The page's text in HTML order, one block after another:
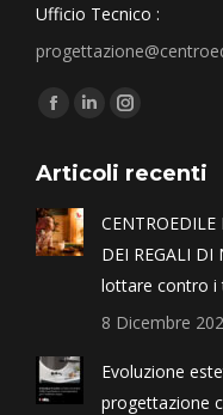
Ufficio Tecnico :
Find us on:
Articoli recenti
DEI REGALI
lottare contro i
8 Dicembre
Evoluzione
progettazione